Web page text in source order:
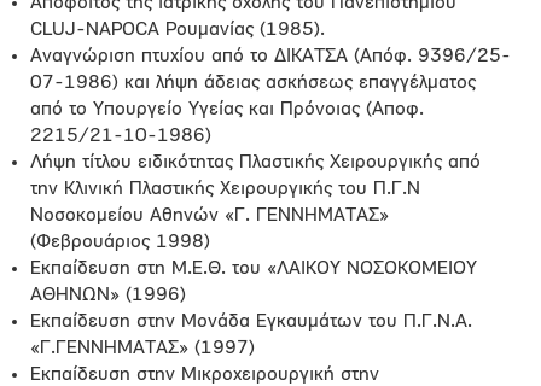
CLUJ-NAPOCA Ρουμανίας (1985).
Αναγνώριση πτυχίου από το ΔΙΚΑΤΣΑ (Απόφ. 9396/25-
07-1986) και λήψη άδειας ασκήσεως επαγγέλματος
από το Υπουργείο Υγείας και Πρόνοιας (Αποφ.
2215/21-10-1986)
Λήψη τίτλου ειδικότητας Πλαστικής Χειρουργικής από
την Κλινική Πλαστικής Χειρουργικής του Π.Γ.Ν
Νοσοκομείου Αθηνών «Γ. ΓΕΝΝΗΜΑΤΑΣ»
(Φεβρουάριος 1998)
Εκπαίδευση στη Μ.Ε.Θ. του «ΛΑΙΚΟΥ ΝΟΣΟΚΟΜΕΙΟΥ
ΑΘΗΝΩΝ» (1996)
Εκπαίδευση στην Μονάδα Εγκαυμάτων του Π.Γ.Ν.Α.
«Γ.ΓΕΝΝΗΜΑΤΑΣ» (1997)
Εκπαίδευση στην Μικροχειρουργική στην